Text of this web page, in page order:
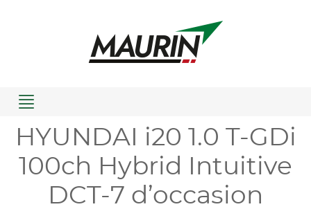
Menu
HYUNDAI i20 1.0 T-GDi
100ch Hybrid Intuitive
DCT-7 d’occasion